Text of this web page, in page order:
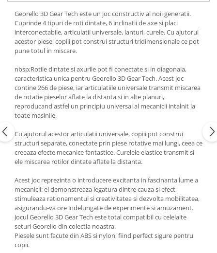
Georello 3D Gear Tech este un joc constructiv al noii generatii.
Cuprinde 4 tipuri de roti dintate, 6 inclinatii de axe si placi
interconectabile, articulatii universale, lanturi, curele. Cu ajutorul
acestor piese, copiii pot construi structuri tridimensionale ce pot
pune totul in miscare.
nbsp;Rotile dintate si axurile pot fi conectate si in diagonala,
caracteristica unica pentru Georello 3D Gear Tech. Acest joc
contine 266 de piese, iar articulatiile universale transmit miscarea
de rotatie pieselor aflate la distanta si in alte planuri,
reproducand astfel un principiu universal al mecanicii intalnit la
toate masinile.
Cu ajutorul acestor articulatii universale, copiii pot construi
structuri separate, conectate prin piese rotative mai lungi, ceea ce
creeaza efecte mecanice fantastice. Curelele elastice transmit si
ele miscarea rotilor dintate aflate la distanta.
Acest joc reprezinta o introducere excitanta in fascinanta lume a
mecanicii: el demonstreaza legatura dintre cauza si efect,
stimuleaza rationamentul si creativitatea si dezvolta mobilitatea,
asigurandu-va ore indelungate de experimente si amuzament.
Jocul Georello 3D Gear Tech este total compatibil cu celelalte
seturi Georello din colectia noastra.
Piesele sunt facute din ABS si nylon, fiind perfect sigure pentru
copii.